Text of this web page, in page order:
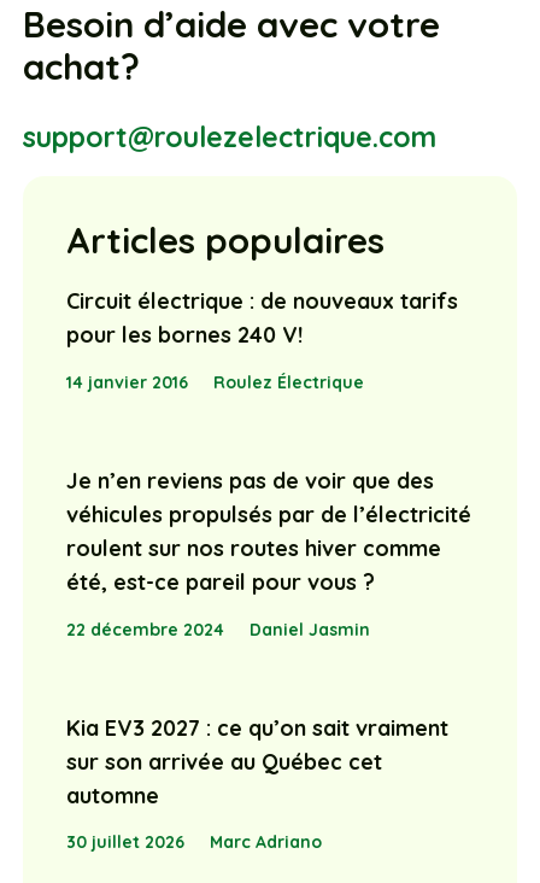
Besoin d’aide avec votre
achat?
support@roulezelectrique.com
Articles populaires
Circuit électrique : de nouveaux tarifs
pour les bornes 240 V!
14 janvier 2016 Roulez Électrique
Je n’en reviens pas de voir que des
véhicules propulsés par de l’électricité
roulent sur nos routes hiver comme
été, est-ce pareil pour vous ?
22 décembre 2024 Daniel Jasmin
Kia EV3 2027 : ce qu’on sait vraiment
sur son arrivée au Québec cet
automne
30 juillet 2026 Marc Adriano